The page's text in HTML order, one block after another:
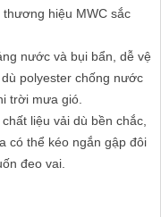
hiệu MWC sắc
nước và bụi bẩn, dễ vệ
polyester chống nước
trời mưa gió.
liệu vải dù bền chắc,
có thể kéo ngắn gập đôi
đeo vai.